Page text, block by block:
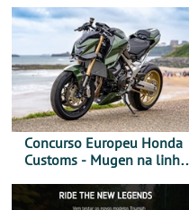
Concurso Europeu Honda
Customs - Mugen na linha
ganhar